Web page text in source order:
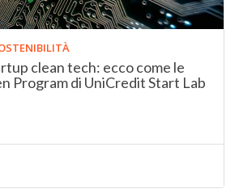
clean tech: ecco come le
Program di UniCredit Start Lab